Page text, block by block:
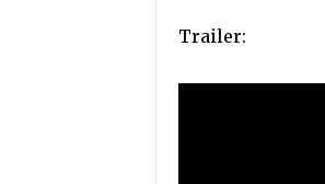
Trailer: